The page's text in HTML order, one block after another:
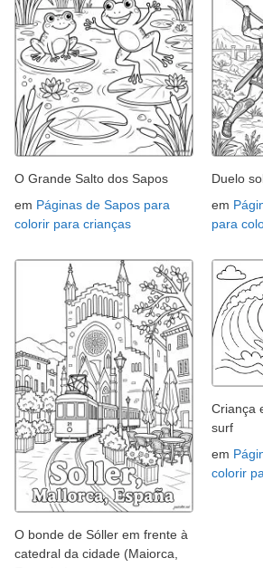
O Grande Salto dos Sapos
em Páginas de Sapos para
colorir para crianças
Duelo
em
para
O bonde de Sóller em frente à
catedral da cidade (Maiorca,
Criança
surf
em
colorir